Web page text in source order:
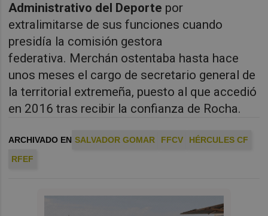
Administrativo del Deporte por
extralimitarse de sus funciones cuando
presidía la comisión gestora
federativa. Merchán ostentaba hasta hace
unos meses el cargo de secretario general de
la territorial extremeña, puesto al que accedió
en 2016 tras recibir la confianza de Rocha.
ARCHIVADO EN SALVADOR GOMAR FFCV
HÉRCULES CF
RFEF